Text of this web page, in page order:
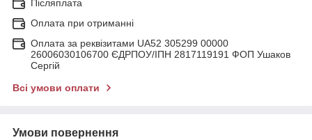
Післяплата
Оплата при отриманні
Оплата за реквізитами UA52 305299 00000
26006030106700 ЄДРПОУ/ІПН 2817119191 ФОП Ушаков
Сергій
Всі умови оплати
Умови повернення